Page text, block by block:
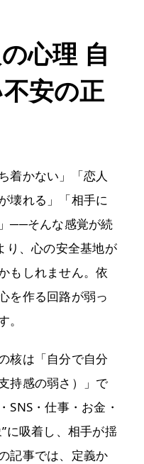
心理 自
安の正
着かない」「恋人
壊れる」「相手に
──そんな感覚が続
り、心の安全基地が
もしれません。依
を作る回路が弱っ
核は「自分で自分
持感の弱さ）」で
SNS・仕事・お金・
に吸着し、相手が揺
記事では、定義か